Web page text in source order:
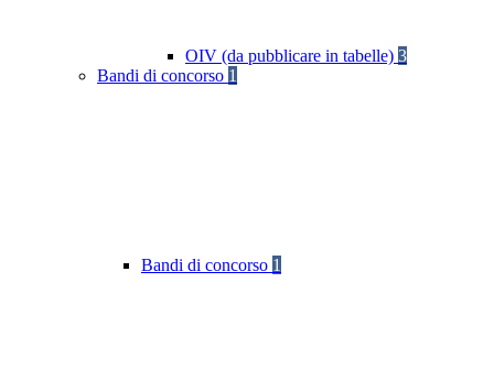
OIV (da pubblicare in tabelle) 3
Bandi di concorso 1
Bandi di concorso 1